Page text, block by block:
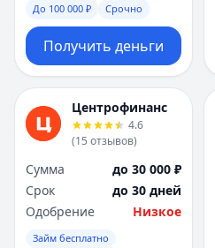
До 100 000 ₽ Срочно
Получить деньги
Центрофинанс
4.6
(15 отзывов)
Сумма
до 30 000 ₽
Срок
до 30 дней
Одобрение
Низкое
Займ бесплатно